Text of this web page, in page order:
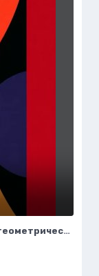
Кубистический портрет: игра цвета и геометрических форм. Нейросеть Midjourney